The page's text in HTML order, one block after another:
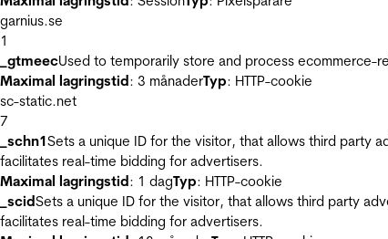
garnius.se
1
_gtmeecUsed to temporarily store and process ecommerce-
Maximal lagringstid: 3 månaderTyp: HTTP-cookie
sc-static.net
7
_schn1Sets a unique ID for the visitor, that allows third party
facilitates real-time bidding for advertisers.
Maximal lagringstid: 1 dagTyp: HTTP-cookie
_scidSets a unique ID for the visitor, that allows third party
facilitates real-time bidding for advertisers.